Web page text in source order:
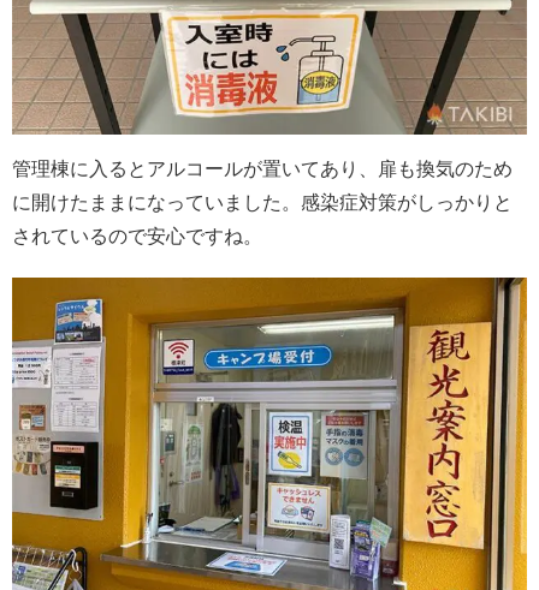
管理棟に入るとアルコールが置いてあり、扉も換気のため
に開けたままになっていました。感染症対策がしっかりと
されているので安心ですね。